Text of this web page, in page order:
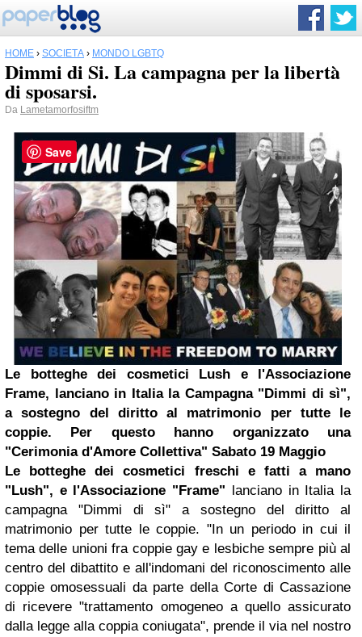
HOME › SOCIETÀ › MONDO LGBTQ
Dimmi di Si. La campagna per la libertà
di sposarsi.
Da Lametamorfosiftm
Le botteghe dei cosmetici Lush e l'Associazione
Frame, lanciano in Italia la Campagna "Dimmi di sì",
a sostegno del diritto al matrimonio per tutte le
coppie. Per questo hanno organizzato una
"Cerimonia d'Amore Collettiva" Sabato 19 Maggio
Le botteghe dei cosmetici freschi e fatti a mano
"Lush", e l'Associazione "Frame" lanciano in Italia la
campagna "Dimmi di sì" a sostegno del diritto al
matrimonio per tutte le coppie. "In un periodo in cui il
tema delle unioni fra coppie gay e lesbiche sempre più al
centro del dibattito e all'indomani del riconoscimento alle
coppie omosessuali da parte della Corte di Cassazione
di ricevere "trattamento omogeneo a quello assicurato
dalla legge alla coppia coniugata", prende il via nel nostro
Save